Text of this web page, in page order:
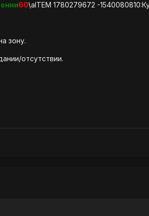
60\aITEM 1780279672 -
зону.
отсутствии.